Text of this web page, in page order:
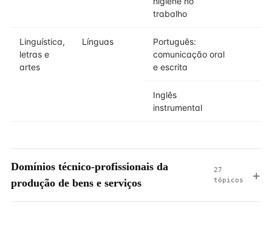
trabalho
Linguística,
letras e
artes
Línguas
Português:
comunicação oral
e escrita
Inglês
instrumental
Domínios técnico-profissionais da
produção de bens e serviços
27
tópicos